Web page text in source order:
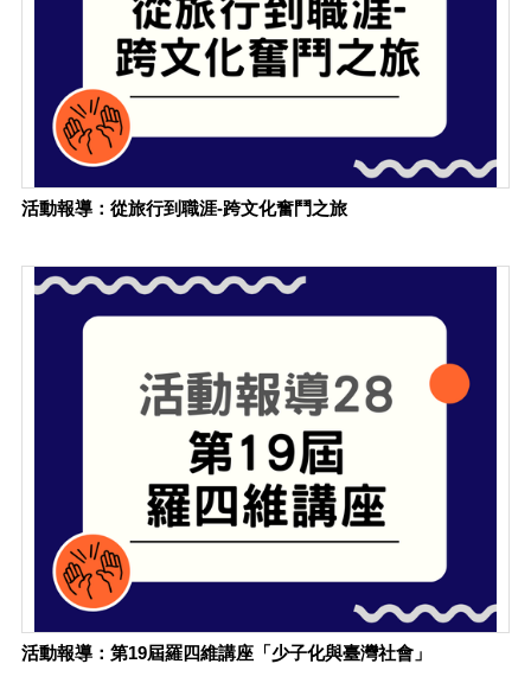
活動報導：從旅行到職涯-跨文化奮鬥之旅
活動報導：第19屆羅四維講座「少子化與臺灣社會」